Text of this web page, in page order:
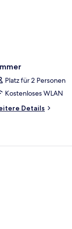
Platz für 2 Personen
Kostenloses WLAN
Details
Bett, mehreren